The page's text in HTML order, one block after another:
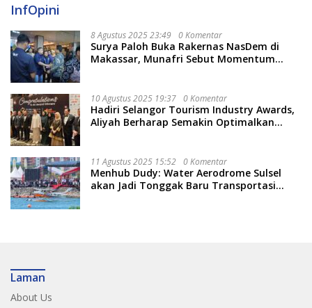
InfOpini
8 Agustus 2025 23:49 0 Komentar
Surya Paloh Buka Rakernas NasDem di
Makassar, Munafri Sebut Momentum
10 Agustus 2025 19:37 0 Komentar
Hadiri Selangor Tourism Industry Awards,
Aliyah Berharap Semakin Optimalkan
11 Agustus 2025 15:52 0 Komentar
Menhub Dudy: Water Aerodrome Sulsel
akan Jadi Tonggak Baru Transportasi
Laman
About Us